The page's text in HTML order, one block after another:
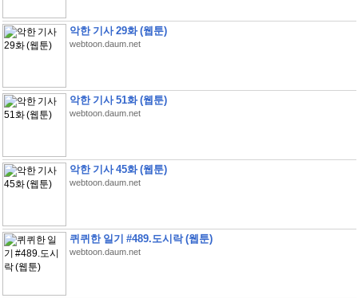
악한 기사 29화 (웹툰)
webtoon.daum.net
악한 기사 51화 (웹툰)
webtoon.daum.net
악한 기사 45화 (웹툰)
webtoon.daum.net
퀴퀴한 일기 #489.도시락 (웹툰)
webtoon.daum.net